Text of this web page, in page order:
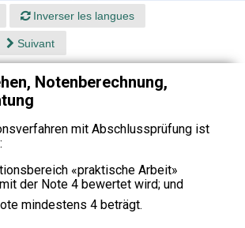
Inverser les langues
Suivant
Notenberechnung,
mit Abschlussprüfung ist
«praktische Arbeit»
der Note 4 bewertet wird; und
mindestens 4 beträgt.